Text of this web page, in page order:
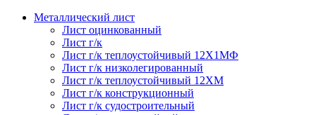
Металлический лист
Лист оцинкованный
Лист г/к
Лист г/к теплоустойчивый 12Х1МФ
Лист г/к низколегированный
Лист г/к теплоустойчивый 12ХМ
Лист г/к конструкционный
Лист г/к судостроительный